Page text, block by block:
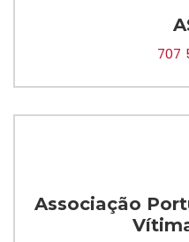
707
Associação